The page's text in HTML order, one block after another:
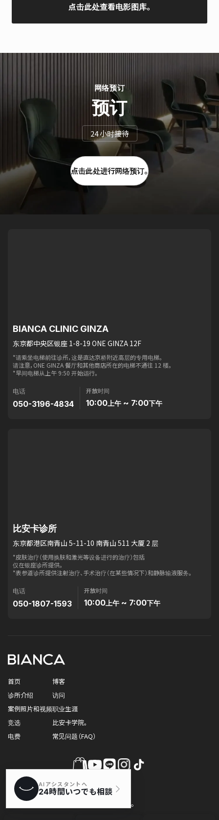
点击此处查看电影图库。
网络预订
预订
24 小时接待
点击此处进行网络预订。
BIANCA CLINIC GINZA
东京都中央区银座 1-8-19 ONE GINZA 12F
*请乘坐电梯前往诊所，这是直达京桥附近高层的专用电梯。
请注意，ONE GINZA 餐厅和其他商店所在的电梯不通往 12 楼。
*早间电梯从上午 9:50 开始运行。
电话
050-3196-4834
开放时间
10:00 上午 ~ 7:00下午
比安卡诊所
东京都港区南青山 5-11-10 南青山 511 大厦 2 层
*皮肤治疗（使用换肤和激光等设备进行的治疗）包括
仅在银座诊所提供。
*表参道诊所提供注射治疗、手术治疗（在某些情况下）和静脉输液服务。
电话
050-1807-1593
开放时间
10:00 上午 ~ 7:00下午
首页
诊所介绍
案例照片和视频
竞选
电费
博客
访问
职业生涯
比安卡学院。
常见问题（FAQ）
© 比安卡诊所。